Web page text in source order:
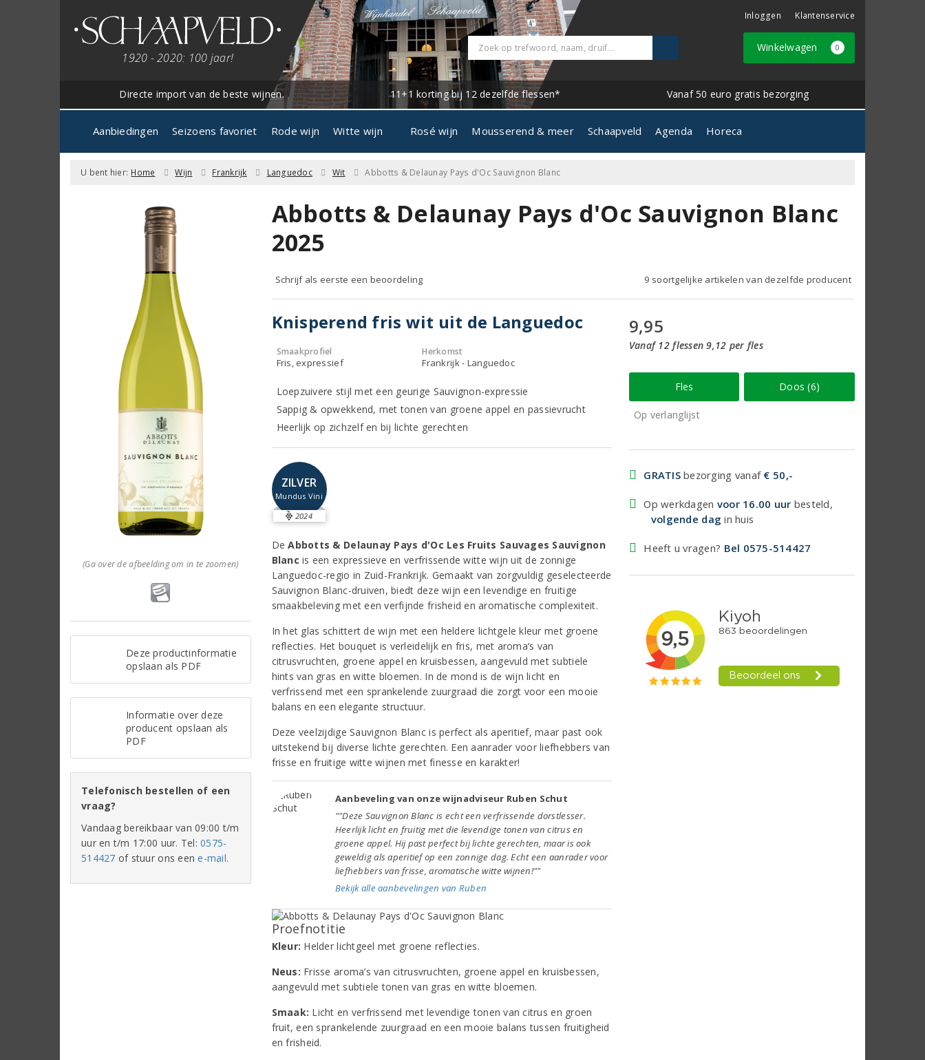
1920 - 2020: 100 jaar!
Inloggen Klantenservice
Winkelwagen 0
Directe import van de beste wijnen. 11+1 korting bij 12 dezelfde flessen* Vanaf 50 euro gratis bezorging
Aanbiedingen Seizoens favoriet Rode wijn Witte wijn Rosé wijn Mousserend & meer Schaapveld Agenda Horeca
U bent hier: Home Wijn Frankrijk Languedoc Wit Abbotts & Delaunay Pays d'Oc Sauvignon Blanc
(Ga over de afbeelding om in te zoomen)
Deze productinformatie
opslaan als PDF
Informatie over deze
producent opslaan als
PDF
Telefonisch bestellen of een
vraag?
Vandaag bereikbaar van 09:00 t/m
uur en t/m 17:00 uur. Tel:0575-
514427 of stuur ons eene-mail.
Abbotts & Delaunay Pays d'Oc Sauvignon Blanc
2025
Schrijf als eerste een beoordeling 9 soortgelijke artikelen van dezelfde producent
Knisperend fris wit uit de Languedoc
Smaakprofiel
Fris, expressief
Herkomst
Frankrijk - Languedoc
Loepzuivere stijl met een geurige Sauvignon-expressie
Sappig & opwekkend, met tonen van groene appel en passievrucht
Heerlijk op zichzelf en bij lichte gerechten
ZILVER
Mundus Vini
2024
DeAbbotts & Delaunay Pays d'Oc Les Fruits Sauvages Sauvignon
Blanc is een expressieve en verfrissende witte wijn uit de zonnige
Languedoc-regio in Zuid-Frankrijk. Gemaakt van zorgvuldig geselecteerde
Sauvignon Blanc-druiven, biedt deze wijn een levendige en fruitige
smaakbeleving met een verfijnde frisheid en aromatische complexiteit.
In het glas schittert de wijn met een heldere lichtgele kleur met groene
reflecties. Het bouquet is verleidelijk en fris, met aroma’s van
citrusvruchten, groene appel en kruisbessen, aangevuld met subtiele
hints van gras en witte bloemen. In de mond is de wijn licht en
verfrissend met een sprankelende zuurgraad die zorgt voor een mooie
balans en een elegante structuur.
Deze veelzijdige Sauvignon Blanc is perfect als aperitief, maar past ook
uitstekend bij diverse lichte gerechten. Een aanrader voor liefhebbers van
frisse en fruitige witte wijnen met finesse en karakter!
Aanbeveling van onze wijnadviseur Ruben Schut
""Deze Sauvignon Blanc is echt een verfrissende dorstlesser.
Heerlijk licht en fruitig met die levendige tonen van citrus en
groene appel. Hij past perfect bij lichte gerechten, maar is ook
geweldig als aperitief op een zonnige dag. Echt een aanrader voor
liefhebbers van frisse, aromatische witte wijnen!""
Bekijk alle aanbevelingen van Ruben
Proefnotitie
Kleur: Helder lichtgeel met groene reflecties.
Neus: Frisse aroma’s van citrusvruchten, groene appel en kruisbessen,
aangevuld met subtiele tonen van gras en witte bloemen.
Smaak: Licht en verfrissend met levendige tonen van citrus en groen
fruit, een sprankelende zuurgraad en een mooie balans tussen fruitigheid
en frisheid.
9,95
Vanaf 12 flessen 9,12 per fles
Fles Doos (6)
Op verlanglijst
GRATISbezorging vanaf € 50,-
Op werkdagen voor 16.00 uur besteld,
volgende dag in huis
Heeft u vragen? Bel 0575-514427